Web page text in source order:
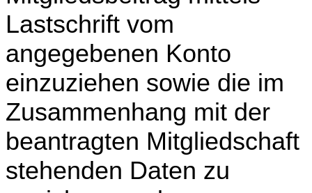
Lastschrift vom
angegebenen Konto
einzuziehen sowie die im
Zusammenhang mit der
beantragten Mitgliedschaft
stehenden Daten zu